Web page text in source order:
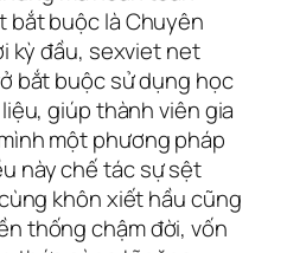
bắt buộc là Chuyên
kỳ đầu, sexviet net
bắt buộc sử dụng học
giúp thành viên gia
một phương pháp
này chế tác sự sệt
khôn xiết hầu cũng
thống chậm đời, vốn